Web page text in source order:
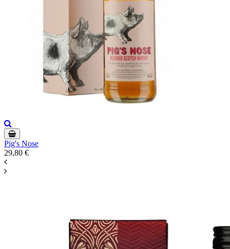
Pig's Nose
29,80 €